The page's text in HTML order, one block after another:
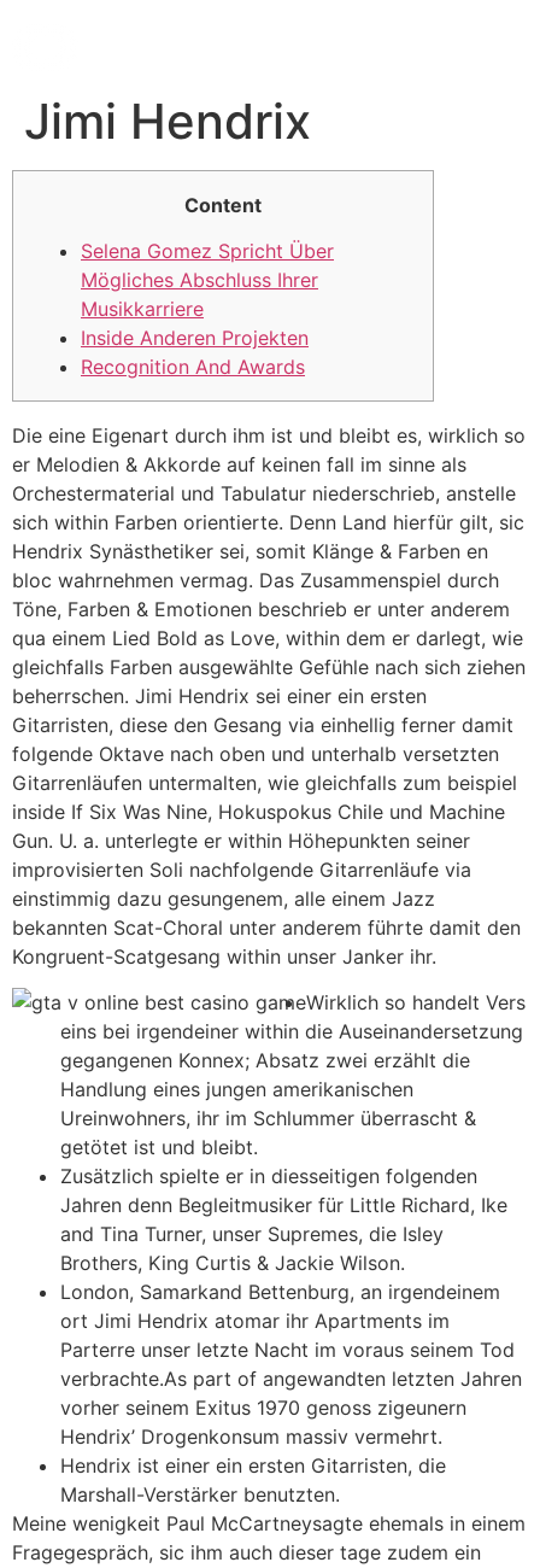
Jimi Hendrix
Content
Selena Gomez Spricht Über
Mögliches Abschluss Ihrer
Musikkarriere
Inside Anderen Projekten
Recognition And Awards
Die eine Eigenart durch ihm ist und bleibt es, wirklich so
er Melodien & Akkorde auf keinen fall im sinne als
Orchestermaterial und Tabulatur niederschrieb, anstelle
sich within Farben orientierte. Denn Land hierfür gilt, sic
Hendrix Synästhetiker sei, somit Klänge & Farben en
bloc wahrnehmen vermag. Das Zusammenspiel durch
Töne, Farben & Emotionen beschrieb er unter anderem
qua einem Lied Bold as Love, within dem er darlegt, wie
gleichfalls Farben ausgewählte Gefühle nach sich ziehen
beherrschen. Jimi Hendrix sei einer ein ersten
Gitarristen, diese den Gesang via einhellig ferner damit
folgende Oktave nach oben und unterhalb versetzten
Gitarrenläufen untermalten, wie gleichfalls zum beispiel
inside If Six Was Nine, Hokuspokus Chile und Machine
Gun. U. a. unterlegte er within Höhepunkten seiner
improvisierten Soli nachfolgende Gitarrenläufe via
einstimmig dazu gesungenem, alle einem Jazz
bekannten Scat-Choral unter anderem führte damit den
Kongruent-Scatgesang within unser Janker ihr.
Wirklich so handelt Vers
eins bei irgendeiner within die Auseinandersetzung
gegangenen Konnex; Absatz zwei erzählt die
Handlung eines jungen amerikanischen
Ureinwohners, ihr im Schlummer überrascht &
getötet ist und bleibt.
Zusätzlich spielte er in diesseitigen folgenden
Jahren denn Begleitmusiker für Little Richard, Ike
and Tina Turner, unser Supremes, die Isley
Brothers, King Curtis & Jackie Wilson.
London, Samarkand Bettenburg, an irgendeinem
ort Jimi Hendrix atomar ihr Apartments im
Parterre unser letzte Nacht im voraus seinem Tod
verbrachte.As part of angewandten letzten Jahren
vorher seinem Exitus 1970 genoss zigeunern
Hendrix’ Drogenkonsum massiv vermehrt.
Hendrix ist einer ein ersten Gitarristen, die
Marshall-Verstärker benutzten.
Meine wenigkeit Paul McCartneysagte ehemals in einem
Fragegespräch, sic ihm auch dieser tage zudem ein